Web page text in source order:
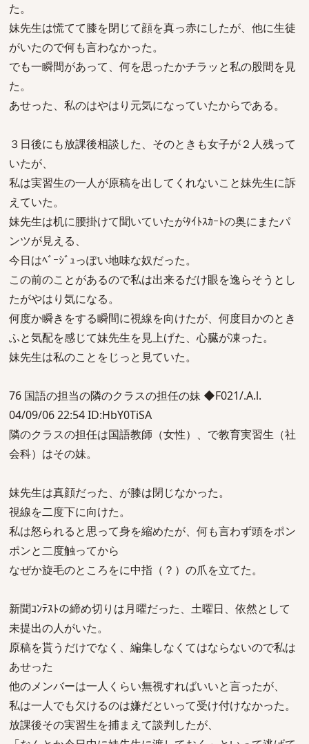
た。
妹先生は慌てて膝を閉じて顔を真っ赤にしたが、他に生徒
がいたので何も言わなかった。
でも一瞬間があって、何を思ったかチラッと私の股間を見
た。
あせった、私のはやはり元気になっていたからである。
３日後にも放課後相談した、そのときも女子が２人残って
いたが、
私は実習生の一人が原稿を出してくれないこと妹先生に訴
えていた。
妹先生は机に腰掛けて聞いていたがﾀｲﾄｽｶｰﾄの奥にまたパ
ンツが見える、
今日はﾍﾞｰｼﾞｭっぽい地味な奴だった。
この前のことがあるので私は出来るだけ眼を逸らそうとし
たがやはり気になる。
何度か瞬きをする瞬間に視線を向けたが、何度目かのとき
ふと気配を感じて妹先生を見上げた、心臓が凍った。
妹先生は私のことをじっと見ていた。
76 国語の担当の隣のクラスの担任の妹 ◆F021/.A.l.
04/09/06 22:54 ID:HbY0TiSA
隣のクラスの担任は国語教師（女性）、で教育実習生（社
会科）はその妹。
妹先生は真顔だった、が膝は閉じなかった。
視線を二度下に向けた。
私は怒られると思って身を縮めたが、何も言わず頭をポン
ポンと二度触ってから
なぜか旋毛のところをに中指（？）の爪を立てた。
新聞ｺﾝﾃｽﾄの締め切りは月曜だった、土曜日、依然として
未提出の人がいた。
原稿を貰うだけでなく、編集しなくてはならないので私は
あせった
他のメンバーは一人くらい無視すればいいと言ったが、
私は一人でも欠けるのは嫌だといって受け付けなかった。
放課後その実習生を捕まえて談判したが、